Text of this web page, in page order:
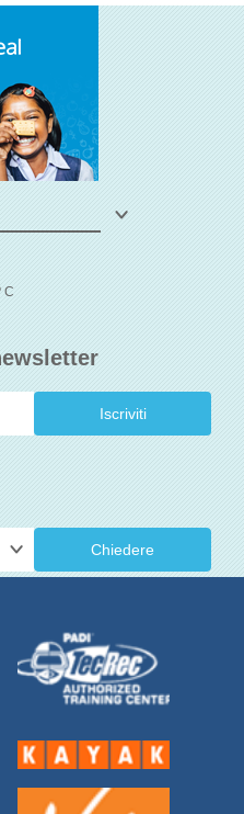
Chiedere
C